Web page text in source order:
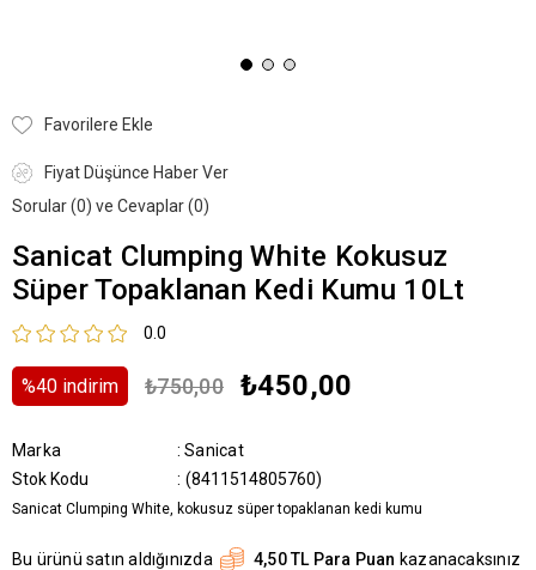
Favorilere Ekle
Fiyat Düşünce Haber Ver
Sorular (0) ve Cevaplar (0)
Sanicat Clumping White Kokusuz
Süper Topaklanan Kedi Kumu 10Lt
0.0
%40 i̇ndirim ₺750,00 ₺450,00
Marka : Sanicat
Stok Kodu
(8411514805760)
Sanicat Clumping White, kokusuz süper topaklanan kedi kumu
Bu ürünü satın aldığınızda 4,50 TL Para Puan kazanacaksınız